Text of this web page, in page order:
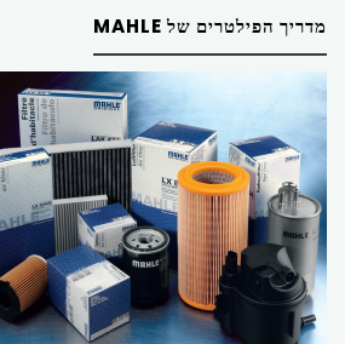
מדריך הפילטרים של MAHLE